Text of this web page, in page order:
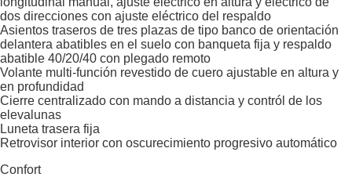
dos direcciones con ajuste eléctrico del respaldo
Asientos traseros de tres plazas de tipo banco de orientación
delantera abatibles en el suelo con banqueta fija y respaldo
abatible 40/20/40 con plegado remoto
Volante multi-función revestido de cuero ajustable en altura y
en profundidad
Cierre centralizado con mando a distancia y contról de los
elevalunas
Luneta trasera fija
Retrovisor interior con oscurecimiento progresivo automático
Confort